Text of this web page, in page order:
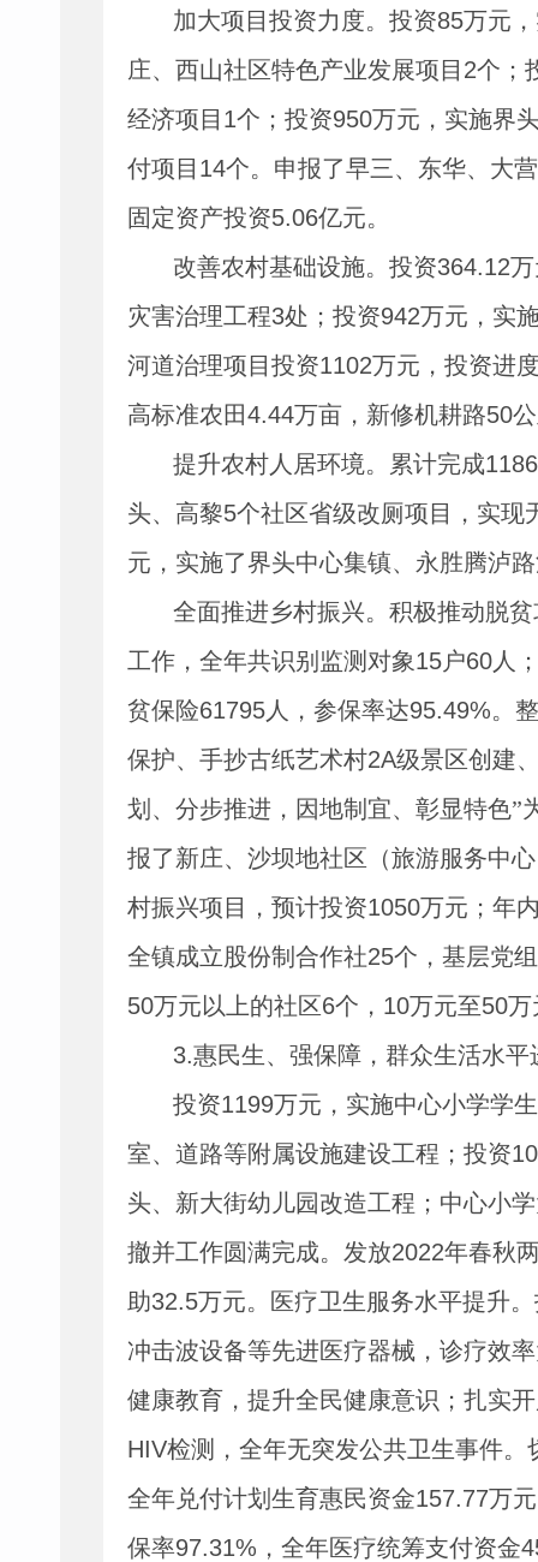
加大项目投资力度。投资85万元
庄、西山社区特色产业发展项目 2个；
经济项目 1个；投资950万元，实施界
付项目 14个。申报了早三、东华、大
固定资产投资5.06亿元。
改善农村基础设施。投资364.12
灾害治理工程3处；投资942万元，实
河道治理项目投资1102万元，投资进
高标准农田4.44万亩，新修机耕路50
提升农村人居环境。累计完成
头、高黎5个社区省级改厕项目，实现
元，实施了界头中心集镇、永胜腾泸
全面推进乡村振兴。积极推动脱
工作，全年共识别监测对象15户60人
贫保险61795人，参保率达95.49%。
保护、手抄古纸艺术村2A级景区创建
划、分步推进，因地制宜、彰显特色”
报了新庄、沙坝地社区（旅游服务中
村振兴项目，预计投资1050万元；年
全镇成立股份制合作社25个，基层党
50万元以上的社区6个， 10万元至50万
3.惠民生、强保障，群众生活水平
投资1199万元，实施中心小学学
室、道路等附属设施建设工程；投资
头、新大街幼儿园改造工程；中心小
撤并工作圆满完成。发放2022年春秋
助32.5万元。医疗卫生服务水平提升
冲击波设备等先进医疗器械，诊疗效
健康教育，提升全民健康意识；扎实
HIV检测，全年无突发公共卫生事件
全年兑付计划生育惠民资金157.77万
保率97.31% ，全年医疗统筹支付资金